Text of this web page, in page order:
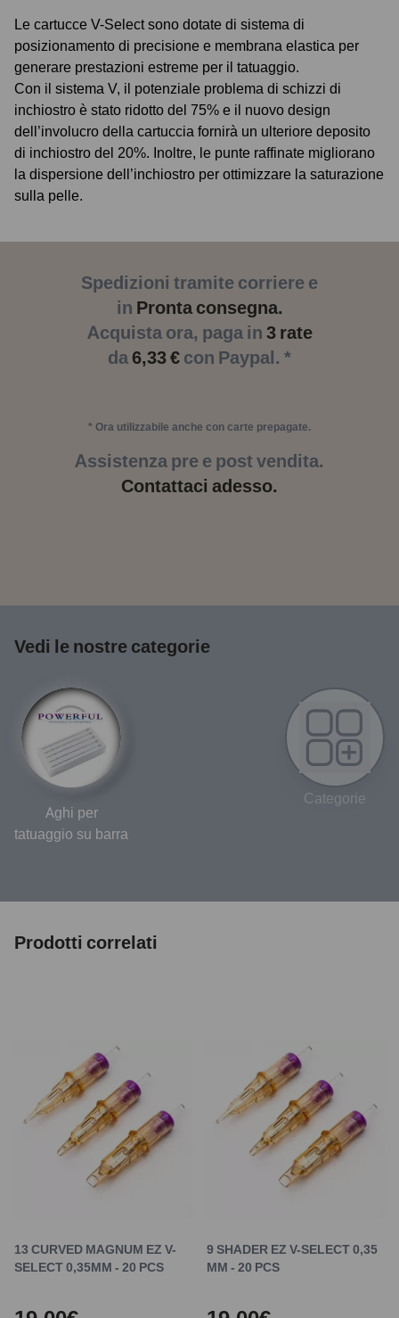
Le cartucce V-Select sono dotate di sistema di
posizionamento di precisione e membrana elastica per
generare prestazioni estreme per il tatuaggio.
Con il sistema V, il potenziale problema di schizzi di
inchiostro è stato ridotto del 75% e il nuovo design
dell’involucro della cartuccia fornirà un ulteriore deposito
di inchiostro del 20%. Inoltre, le punte raffinate migliorano
la dispersione dell’inchiostro per ottimizzare la saturazione
sulla pelle.
Spedizioni tramite corriere e
in Pronta consegna.
Acquista ora, paga in 3 rate
da6,33 € con Paypal. *
* Ora utilizzabile anche con carte prepagate.
Assistenza pre e post vendita.
Contattaci adesso.
Vedi le nostre categorie
Aghi per
tatuaggio su barra
Categorie
Prodotti correlati
13 CURVED MAGNUM EZ V-
SELECT 0,35MM - 20 PCS
9 SHADER EZ V-SELECT 0,35
MM - 20 PCS